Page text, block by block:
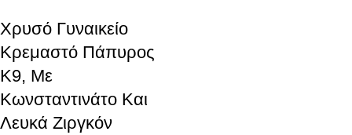
Χρυσό Γυναικείο
Κρεμαστό Πάπυρος
K9, Με
Κωνσταντινάτο Και
Λευκά Ζιργκόν